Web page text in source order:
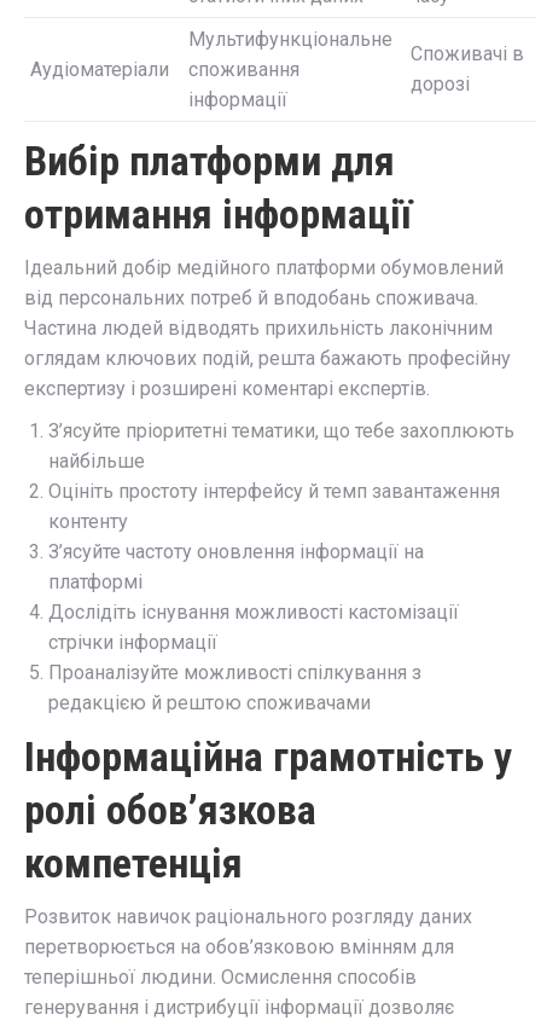
Аудіоматеріали
Мультифункціональне
споживання
інформації
Споживачі в
дорозі
Вибір платформи для
отримання інформації
Ідеальний добір медійного платформи обумовлений
від персональних потреб й вподобань споживача.
Частина людей відводять прихильність лаконічним
оглядам ключових подій, решта бажають професійну
експертизу і розширені коментарі експертів.
З’ясуйте пріоритетні тематики, що тебе захоплюють
найбільше
Оцініть простоту інтерфейсу й темп завантаження
контенту
З’ясуйте частоту оновлення інформації на
платформі
Дослідіть існування можливості кастомізації
стрічки інформації
Проаналізуйте можливості спілкування з
редакцією й рештою споживачами
Інформаційна грамотність у
ролі обов’язкова
компетенція
Розвиток навичок раціонального розгляду даних
перетворюється на обов’язковою вмінням для
теперішньої людини. Осмислення способів
генерування і дистрибуції інформації дозволяє